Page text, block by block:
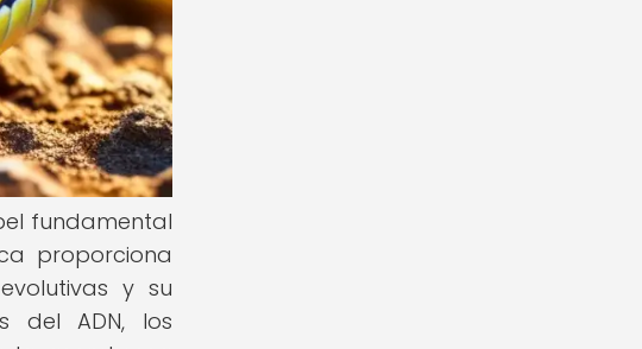
fundamental
proporciona
y su
del ADN, los